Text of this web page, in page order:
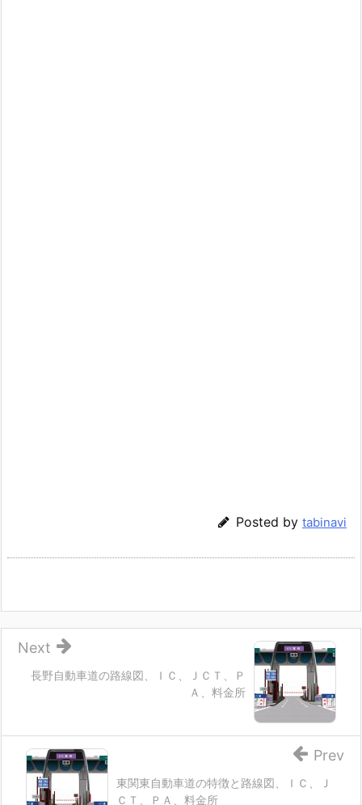
Posted by tabinavi
長野自動車道の路線図、ＩＣ、ＪＣＴ、Ｐ
Ａ、料金所
Next
東関東自動車道の特徴と路線図、ＩＣ、Ｊ
ＣＴ、ＰＡ、料金所
Prev